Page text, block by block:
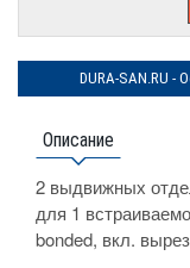
DURA-SAN.RU -
Описание
2 выдвижных
для 1
bonded, вкл.